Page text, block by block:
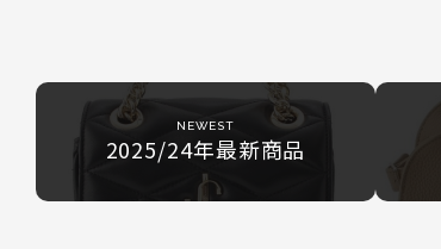
NEWEST
2025/24年最新商品